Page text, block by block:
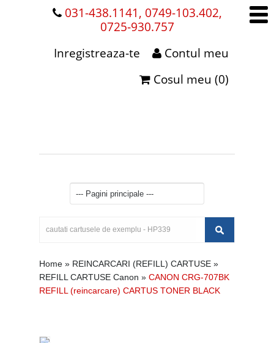
031-438.1141, 0749-103.402,
0725-930.757
Contul meu
Inregistreaza-te
Cosul meu (0)
Home » REINCARCARI (REFILL) CARTUSE »
REFILL CARTUSE Canon » CANON CRG-707BK
REFILL (reincarcare) CARTUS TONER BLACK